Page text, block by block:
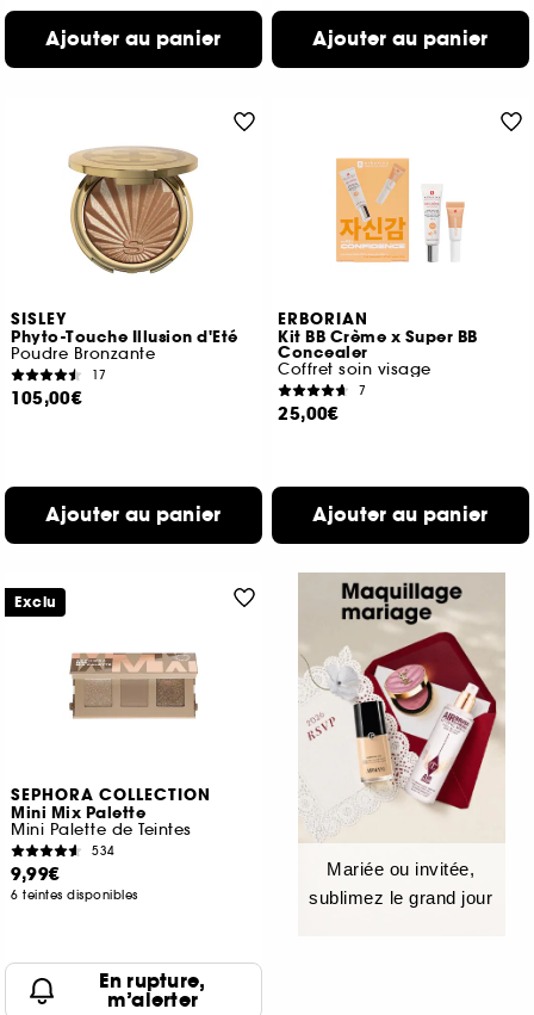
Ajouter au panier Ajouter au panier
SISLEY
Phyto-Touche Illusion d'Eté
Poudre Bronzante
17
105,00€
Ajouter au panier
ERBORIAN
Kit BB Crème x Super BB
Concealer
Coffret soin visage
7
25,00€
Ajouter au panier
SEPHORA COLLECTION
Mini Mix Palette
Mini Palette de Teintes
534
9,99€
6 teintes disponibles
En rupture,
m’alerter
Exclu
Mariée ou invitée,
sublimez le grand jour